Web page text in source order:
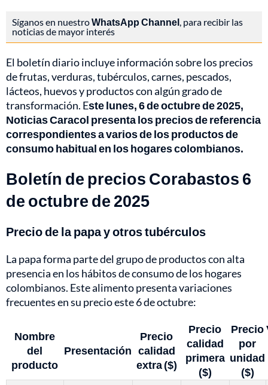
Síganos en nuestroWhatsApp Channel, para recibir las
noticias de mayor interés
El boletín diario incluye información sobre los precios
de frutas, verduras, tubérculos, carnes, pescados,
lácteos, huevos y productos con algún grado de
transformación. Este lunes, 6 de octubre de 2025,
Noticias Caracol presenta los precios de referencia
correspondientes a varios de los productos de
consumo habitual en los hogares colombianos.
Boletín de precios Corabastos 6
de octubre de 2025
Precio de la papa y otros tubérculos
La papa forma parte del grupo de productos con alta
presencia en los hábitos de consumo de los hogares
colombianos. Este alimento presenta variaciones
frecuentes en su precio este 6 de octubre:
Nombre
del
producto
Presentación
Precio
calidad
extra ($)
Precio
calidad
primera
($)
Precio
por
unidad
($)